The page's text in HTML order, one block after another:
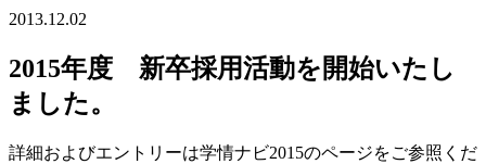
2013.12.02
2015年度 新卒採用活動を開始いたし
ました。
詳細およびエントリーは学情ナビ2015のページをご参照くだ